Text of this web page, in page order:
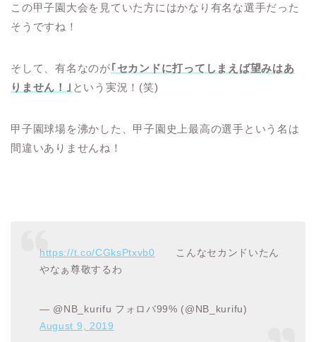
この甲子園大会を見ていた方にはかなり有名な選手だった
そうですね！
そして、有名なのが｢セカンドに打ってしまえば望みはあ
りません！｣ という実況！(笑)
甲子園球場を沸かした、甲子園史上最高の選手という名は
間違いありませんね！
https://t.co/CGksPtxvb0 こんなセカンドいたん
やなぁ尊敬するわ
— @NB_kurifu フォロバ99% (@NB_kurifu)
August 9, 2019